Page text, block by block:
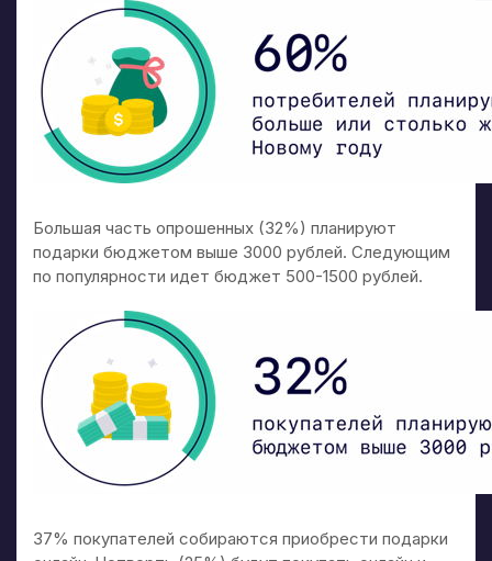
Большая часть опрошенных (32%) планируют
подарки бюджетом выше 3000 рублей. Следующим
по популярности идет бюджет 500-1500 рублей.
37% покупателей собираются приобрести подарки